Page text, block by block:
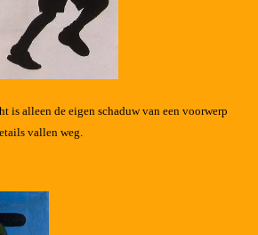
is alleen de eigen schaduw van een voorwerp
vallen weg.